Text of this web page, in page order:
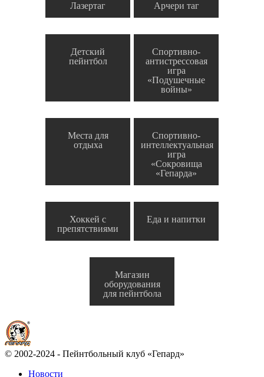
Лазертаг Арчери таг
Детский
пейнтбол
Спортивно-
антистрессовая
игра
«Подушечные
войны»
Места для
отдыха
Спортивно-
интеллектуальная
игра
«Сокровища
«Гепарда»
Хоккей с
препятствиями
Еда и напитки
Магазин
оборудования
для пейнтбола
© 2002-2024 - Пейнтбольный клуб «Гепард»
Новости